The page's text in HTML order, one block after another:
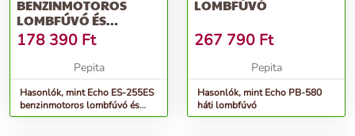
BENZINMOTOROS
LOMBFÚVÓ ÉS
LOMBSZÍVÓ
178 390 Ft
Pepita
Hasonlók, mint Echo ES-255ES
benzinmotoros lombfúvó és
lombszívó
LOMBFÚVÓ
267 790 Ft
Pepita
Hasonlók, mint Echo PB-580
háti lombfúvó